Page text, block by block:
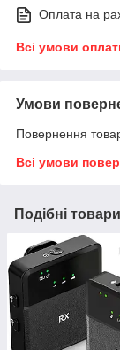
Оплата на
Всі умови
Умови
Повернення
Всі умови
Подібні